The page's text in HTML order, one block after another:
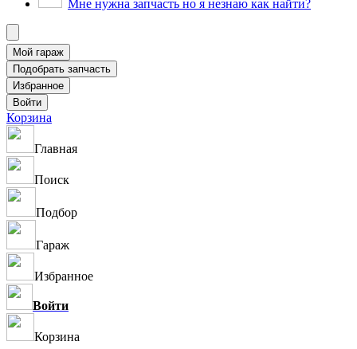
Мне нужна запчасть но я незнаю как найти?
Корзина
Главная
Поиск
Подбор
Гараж
Избранное
Войти
Корзина